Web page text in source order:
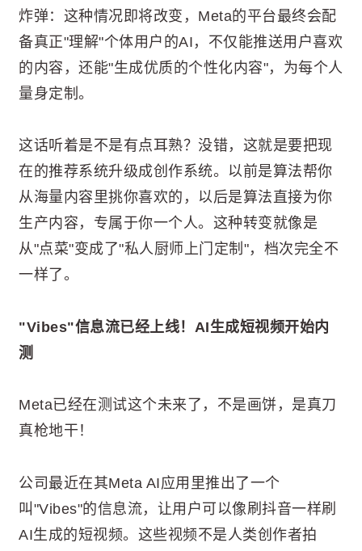
炸弹：这种情况即将改变，Meta的平台最终会配
备真正"理解"个体用户的AI，不仅能推送用户喜欢
的内容，还能"生成优质的个性化内容"，为每个人
量身定制。
这话听着是不是有点耳熟？没错，这就是要把现
在的推荐系统升级成创作系统。以前是算法帮你
从海量内容里挑你喜欢的，以后是算法直接为你
生产内容，专属于你一个人。这种转变就像是
从"点菜"变成了"私人厨师上门定制"，档次完全不
一样了。
"Vibes"信息流已经上线！AI生成短视频开始内
测
Meta已经在测试这个未来了，不是画饼，是真刀
真枪地干！
公司最近在其Meta AI应用里推出了一个
叫"Vibes"的信息流，让用户可以像刷抖音一样刷
AI生成的短视频。这些视频不是人类创作者拍